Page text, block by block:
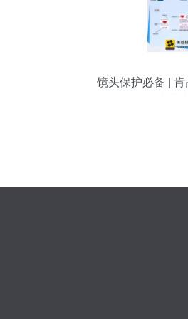
镜头保护必备 |